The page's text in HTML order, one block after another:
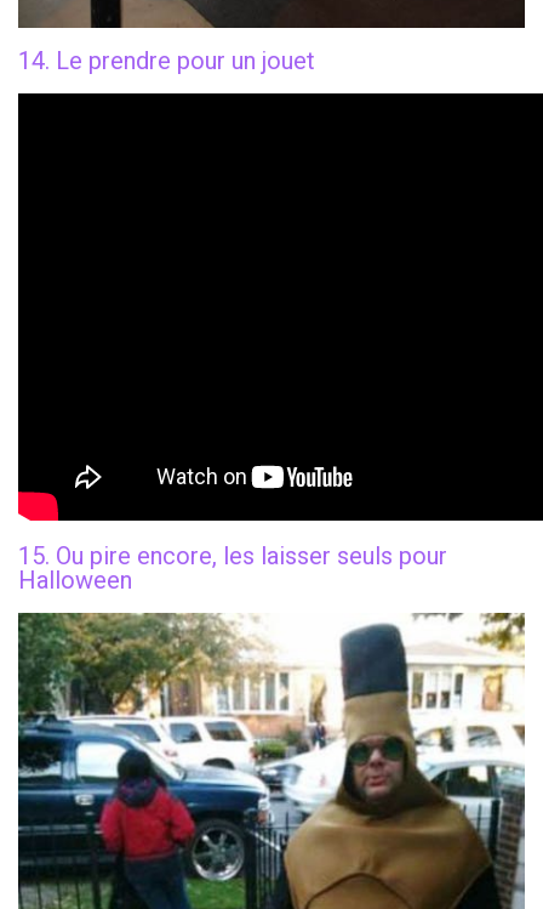
14. Le prendre pour un jouet
15. Ou pire encore, les laisser seuls pour
Halloween